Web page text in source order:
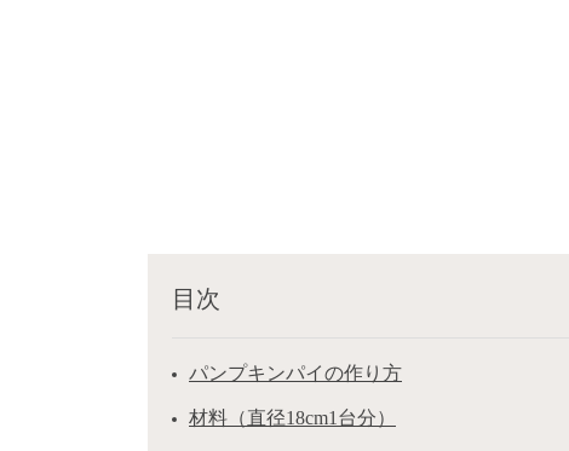
目次
パンプキンパイの作り方
材料（直径18cm1台分）